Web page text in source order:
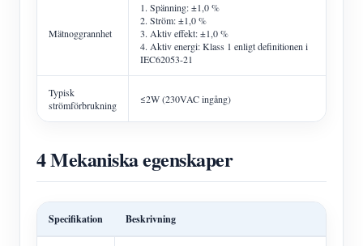
Mätnoggrannhet
1. Spänning: ±1,0 %
2. Ström: ±1,0 %
3. Aktiv effekt: ±1,0 %
4. Aktiv energi: Klass 1 enligt definitionen i
IEC62053-21
Typisk
strömförbrukning
≤2W (230VAC ingång)
4 Mekaniska egenskaper
Specifikation Beskrivning